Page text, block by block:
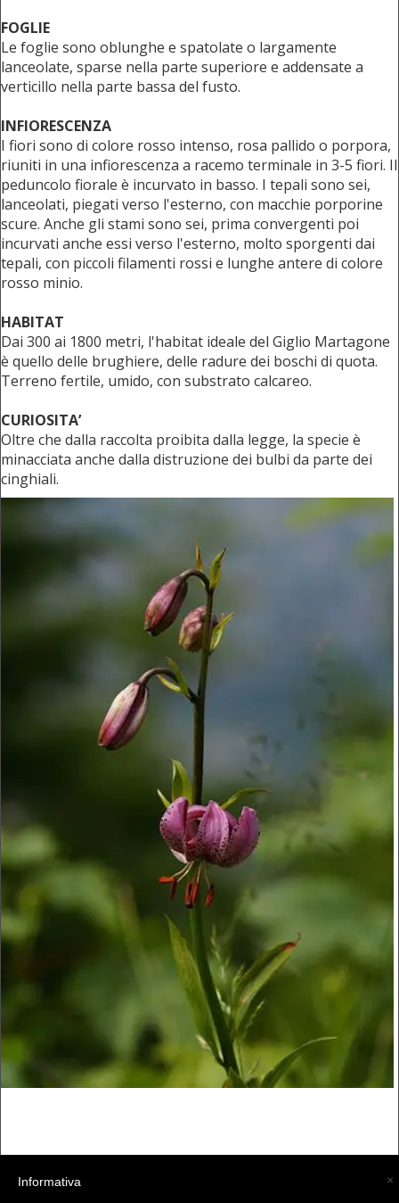
FOGLIE
Le foglie sono oblunghe e spatolate o largamente
lanceolate, sparse nella parte superiore e addensate a
verticillo nella parte bassa del fusto.
INFIORESCENZA
I fiori sono di colore rosso intenso, rosa pallido o porpora,
riuniti in una infiorescenza a racemo terminale in 3-5 fiori. Il
peduncolo fiorale è incurvato in basso. I tepali sono sei,
lanceolati, piegati verso l'esterno, con macchie porporine
scure. Anche gli stami sono sei, prima convergenti poi
incurvati anche essi verso l'esterno, molto sporgenti dai
tepali, con piccoli filamenti rossi e lunghe antere di colore
rosso minio.
HABITAT
Dai 300 ai 1800 metri, l'habitat ideale del Giglio Martagone
è quello delle brughiere, delle radure dei boschi di quota.
Terreno fertile, umido, con substrato calcareo.
CURIOSITA’
Oltre che dalla raccolta proibita dalla legge, la specie è
minacciata anche dalla distruzione dei bulbi da parte dei
cinghiali.
×
Informativa